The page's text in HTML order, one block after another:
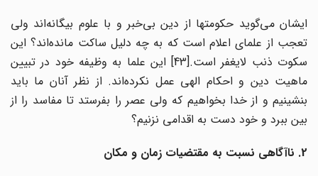
ایشان می‌گوید حکومتها از دین بی‌خبر و با علوم بیگانه‌اند ولی
تعجب از علمای اعلام است که به چه دلیل ساکت مانده‌اند؟ این
سکوت ذنب لایغفر است.[43] این علما به وظیفه خود در تبیین
ماهیت دین و احکام الهی عمل نکرده‌اند. از نظر آنان ما باید
بنشینیم و از خدا بخواهیم که ولی عصر را بفرستد تا مفاسد را از
بین ببرد و خود دست به اقدامی نزنیم؟